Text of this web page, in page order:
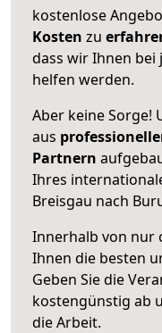
kostenlose
Kosten zu
dass wir Ihnen bei
helfen werden.
Aber keine Sorge!
aus
Partnern
Ihres
Breisgau nach
Innerhalb von nur
Ihnen die besten
Geben Sie die
kostengünstig ab
die Arbeit.